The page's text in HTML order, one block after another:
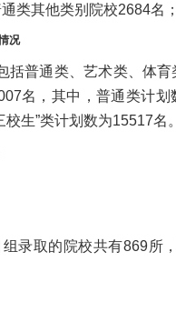
类其他类别院校2684名
况
普通类、艺术类、体育
名，其中，普通类计
生”类计划数为15517名。
取的院校共有869所